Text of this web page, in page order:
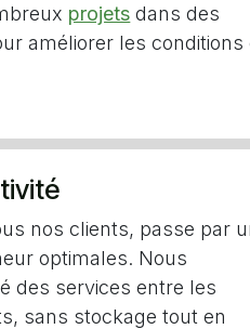
projets dans des
améliorer les conditions
nos clients, passe par
optimales. Nous
des services entre les
sans stockage tout en